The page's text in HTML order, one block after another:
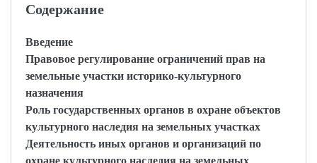
Содержание
Введение
Правовое регулирование ограничений прав на
земельные участки историко-культурного
назначения
Роль государственных органов в охране объектов
культурного наследия на земельных участках
Деятельность иных органов и организаций по
охране культурного наследия на земельных